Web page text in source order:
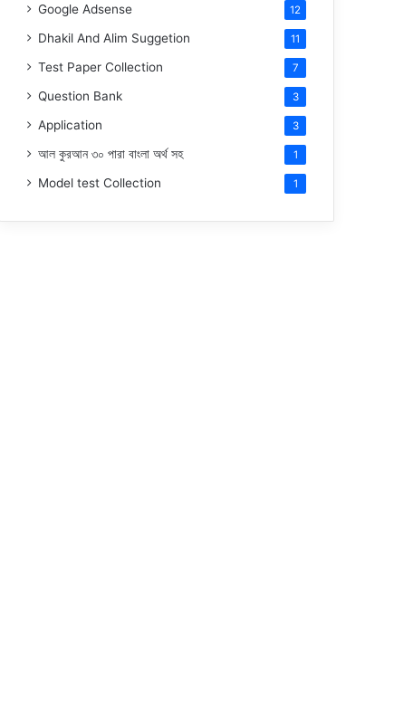
Google Adsense 12
Dhakil And Alim Suggetion 11
Test Paper Collection 7
Question Bank 3
Application 3
আল কুরআন ৩০ পারা বাংলা অর্থ সহ 1
Model test Collection 1